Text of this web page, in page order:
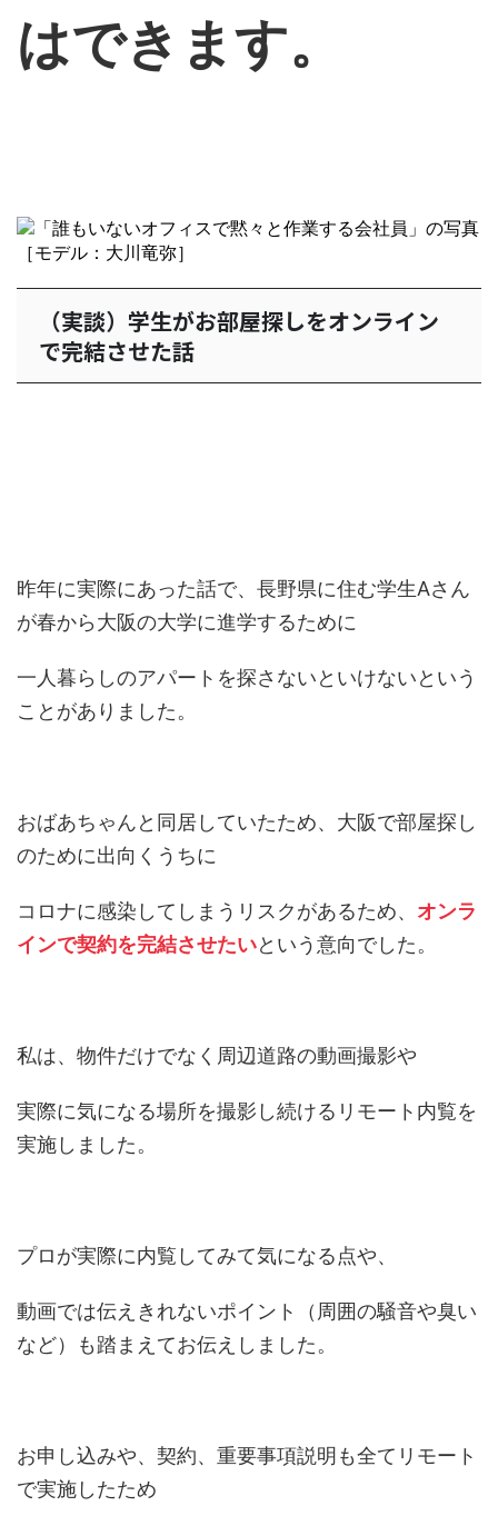
はできます。
（実談）学生がお部屋探しをオンライン
で完結させた話
昨年に実際にあった話で、長野県に住む学生Aさん
が春から大阪の大学に進学するために
一人暮らしのアパートを探さないといけないという
ことがありました。
おばあちゃんと同居していたため、大阪で部屋探し
のために出向くうちに
コロナに感染してしまうリスクがあるため、 オンラ
インで契約を完結させたいという意向でした。
私は、物件だけでなく周辺道路の動画撮影や
実際に気になる場所を撮影し続けるリモート内覧を
実施しました。
プロが実際に内覧してみて気になる点や、
動画では伝えきれないポイント（周囲の騒音や臭い
など）も踏まえてお伝えしました。
お申し込みや、契約、重要事項説明も全てリモート
で実施したため